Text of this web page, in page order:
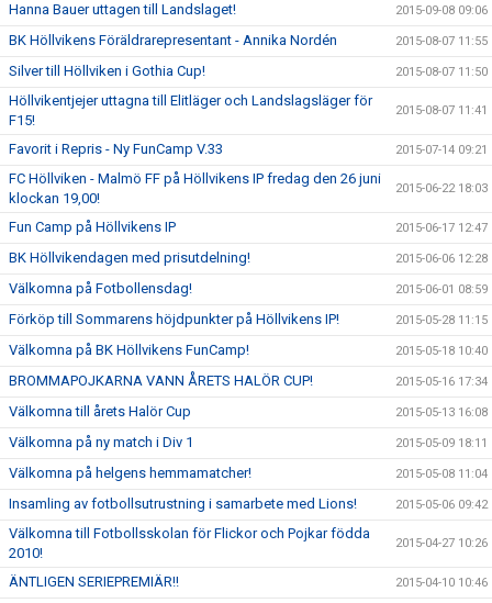
Hanna Bauer uttagen till Landslaget! 2015-09-08 09:06
BK Höllvikens Föräldrarepresentant - Annika Nordén 2015-08-07 11:55
Silver till Höllviken i Gothia Cup! 2015-08-07 11:50
Höllvikentjejer uttagna till Elitläger och Landslagsläger för
F15!
2015-08-07 11:41
Favorit i Repris - Ny FunCamp V.33 2015-07-14 09:21
FC Höllviken - Malmö FF på Höllvikens IP fredag den 26 juni
klockan 19,00!
2015-06-22 18:03
Fun Camp på Höllvikens IP 2015-06-17 12:47
BK Höllvikendagen med prisutdelning! 2015-06-06 12:28
Välkomna på Fotbollensdag! 2015-06-01 08:59
Förköp till Sommarens höjdpunkter på Höllvikens IP! 2015-05-28 11:15
Välkomna på BK Höllvikens FunCamp! 2015-05-18 10:40
BROMMAPOJKARNA VANN ÅRETS HALÖR CUP! 2015-05-16 17:34
Välkomna till årets Halör Cup 2015-05-13 16:08
Välkomna på ny match i Div 1 2015-05-09 18:11
Välkomna på helgens hemmamatcher! 2015-05-08 11:04
Insamling av fotbollsutrustning i samarbete med Lions! 2015-05-06 09:42
Välkomna till Fotbollsskolan för Flickor och Pojkar födda
2010!
2015-04-27 10:26
ÄNTLIGEN SERIEPREMIÄR!! 2015-04-10 10:46